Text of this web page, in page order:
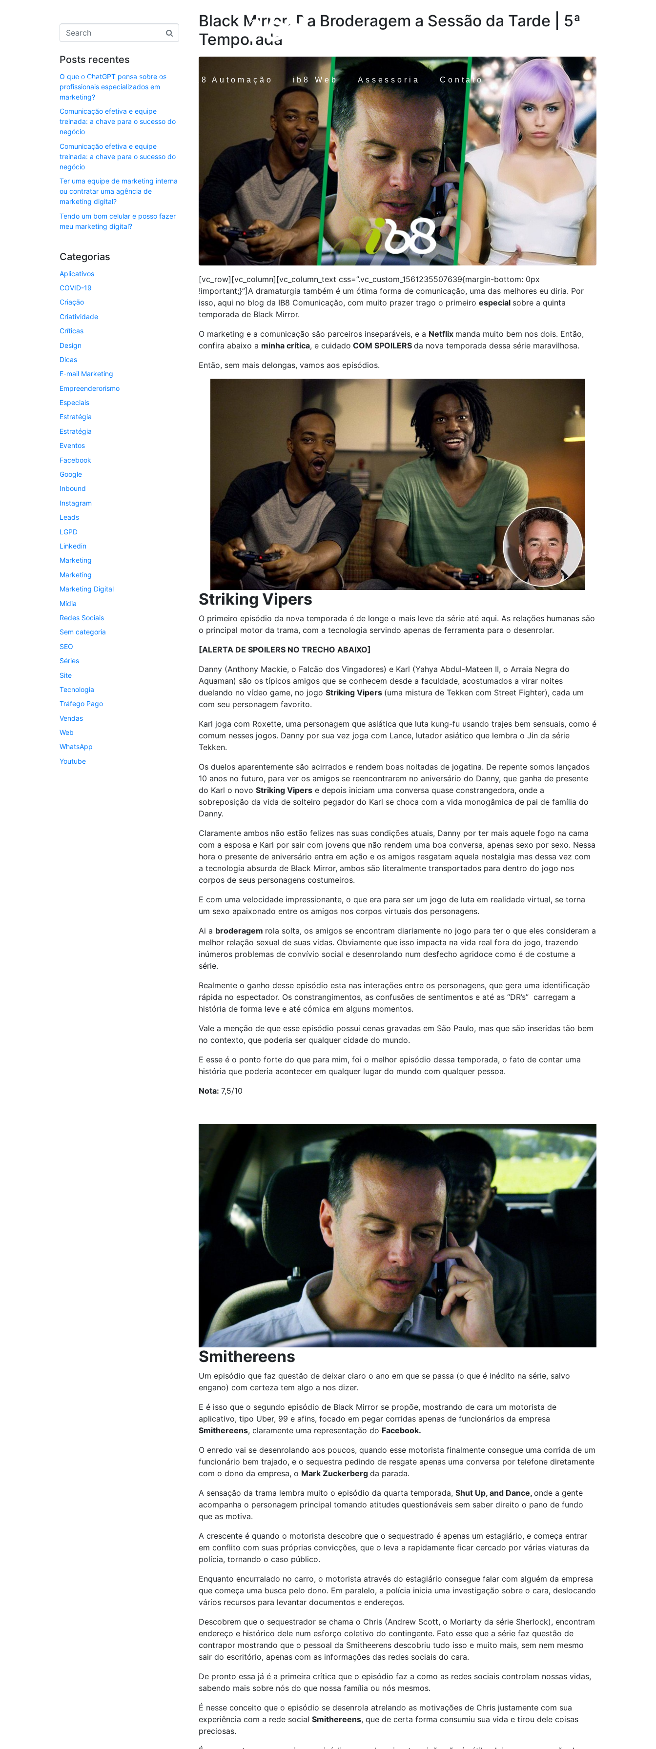
Home Empresa ia8 Automação ib8 Web Assessoria Contato
Black Mirror: Da Broderagem a Sessão da Tarde | 5ª
Temporada
[vc_row][vc_column][vc_column_text css=”.vc_custom_1561235507639{margin-bottom: 0px
!important;}”]A dramaturgia também é um ótima forma de comunicação, uma das melhores eu diria. Por
isso, aqui no blog da IB8 Comunicação, com muito prazer trago o primeiro especial sobre a quinta
temporada de Black Mirror.
O marketing e a comunicação são parceiros inseparáveis, e a Netflix manda muito bem nos dois. Então,
confira abaixo a minha crítica, e cuidado COM SPOILERS da nova temporada dessa série maravilhosa.
Então, sem mais delongas, vamos aos episódios.
Striking Vipers
O primeiro episódio da nova temporada é de longe o mais leve da série até aqui. As relações humanas são
o principal motor da trama, com a tecnologia servindo apenas de ferramenta para o desenrolar.
[ALERTA DE SPOILERS NO TRECHO ABAIXO]
Danny (Anthony Mackie, o Falcão dos Vingadores) e Karl (Yahya Abdul-Mateen II, o Arraia Negra do
Aquaman) são os típicos amigos que se conhecem desde a faculdade, acostumados a virar noites
duelando no vídeo game, no jogo Striking Vipers (uma mistura de Tekken com Street Fighter), cada um
com seu personagem favorito.
Karl joga com Roxette, uma personagem que asiática que luta kung-fu usando trajes bem sensuais, como é
comum nesses jogos. Danny por sua vez joga com Lance, lutador asiático que lembra o Jin da série
Tekken.
Os duelos aparentemente são acirrados e rendem boas noitadas de jogatina. De repente somos lançados
10 anos no futuro, para ver os amigos se reencontrarem no aniversário do Danny, que ganha de presente
do Karl o novo Striking Vipers e depois iniciam uma conversa quase constrangedora, onde a
sobreposição da vida de solteiro pegador do Karl se choca com a vida monogâmica de pai de família do
Danny.
Claramente ambos não estão felizes nas suas condições atuais, Danny por ter mais aquele fogo na cama
com a esposa e Karl por sair com jovens que não rendem uma boa conversa, apenas sexo por sexo. Nessa
hora o presente de aniversário entra em ação e os amigos resgatam aquela nostalgia mas dessa vez com
a tecnologia absurda de Black Mirror, ambos são literalmente transportados para dentro do jogo nos
corpos de seus personagens costumeiros.
E com uma velocidade impressionante, o que era para ser um jogo de luta em realidade virtual, se torna
um sexo apaixonado entre os amigos nos corpos virtuais dos personagens.
Ai a broderagem rola solta, os amigos se encontram diariamente no jogo para ter o que eles consideram a
melhor relação sexual de suas vidas. Obviamente que isso impacta na vida real fora do jogo, trazendo
inúmeros problemas de convívio social e desenrolando num desfecho agridoce como é de costume a
série.
Realmente o ganho desse episódio esta nas interações entre os personagens, que gera uma identificação
rápida no espectador. Os constrangimentos, as confusões de sentimentos e até as “DR’s” carregam a
história de forma leve e até cómica em alguns momentos.
Vale a menção de que esse episódio possui cenas gravadas em São Paulo, mas que são inseridas tão bem
no contexto, que poderia ser qualquer cidade do mundo.
E esse é o ponto forte do que para mim, foi o melhor episódio dessa temporada, o fato de contar uma
história que poderia acontecer em qualquer lugar do mundo com qualquer pessoa.
Nota: 7,5/10
Smithereens
Um episódio que faz questão de deixar claro o ano em que se passa (o que é inédito na série, salvo
engano) com certeza tem algo a nos dizer.
E é isso que o segundo episódio de Black Mirror se propõe, mostrando de cara um motorista de
aplicativo, tipo Uber, 99 e afins, focado em pegar corridas apenas de funcionários da empresa
Smithereens, claramente uma representação do Facebook.
O enredo vai se desenrolando aos poucos, quando esse motorista finalmente consegue uma corrida de um
funcionário bem trajado, e o sequestra pedindo de resgate apenas uma conversa por telefone diretamente
com o dono da empresa, o Mark Zuckerberg da parada.
A sensação da trama lembra muito o episódio da quarta temporada, Shut Up, and Dance, onde a gente
acompanha o personagem principal tomando atitudes questionáveis sem saber direito o pano de fundo
que as motiva.
A crescente é quando o motorista descobre que o sequestrado é apenas um estagiário, e começa entrar
em conflito com suas próprias convicções, que o leva a rapidamente ficar cercado por várias viaturas da
polícia, tornando o caso público.
Enquanto encurralado no carro, o motorista através do estagiário consegue falar com alguém da empresa
que começa uma busca pelo dono. Em paralelo, a polícia inicia uma investigação sobre o cara, deslocando
vários recursos para levantar documentos e endereços.
Descobrem que o sequestrador se chama o Chris (Andrew Scott, o Moriarty da série Sherlock), encontram
endereço e histórico dele num esforço coletivo do contingente. Fato esse que a série faz questão de
contrapor mostrando que o pessoal da Smitheerens descobriu tudo isso e muito mais, sem nem mesmo
sair do escritório, apenas com as informações das redes sociais do cara.
De pronto essa já é a primeira crítica que o episódio faz a como as redes sociais controlam nossas vidas,
sabendo mais sobre nós do que nossa família ou nós mesmos.
É nesse conceito que o episódio se desenrola atrelando as motivações de Chris justamente com sua
experiência com a rede social Smithereens, que de certa forma consumiu sua vida e tirou dele coisas
preciosas.
Posts recentes
O que o ChatGPT pensa sobre os
profissionais especializados em
marketing?
Comunicação efetiva e equipe
treinada: a chave para o sucesso do
negócio
Comunicação efetiva e equipe
treinada: a chave para o sucesso do
negócio
Ter uma equipe de marketing interna
ou contratar uma agência de
marketing digital?
Tendo um bom celular e posso fazer
meu marketing digital?
Categorias
Aplicativos
COVID-19
Criação
Criatividade
Críticas
Design
Dicas
E-mail Marketing
Empreenderorismo
Especiais
Estratégia
Estratégia
Eventos
Facebook
Google
Inbound
Instagram
Leads
LGPD
Linkedin
Marketing
Marketing
Marketing Digital
Mídia
Redes Sociais
Sem categoria
SEO
Séries
Site
Tecnologia
Tráfego Pago
Vendas
Web
WhatsApp
Youtube